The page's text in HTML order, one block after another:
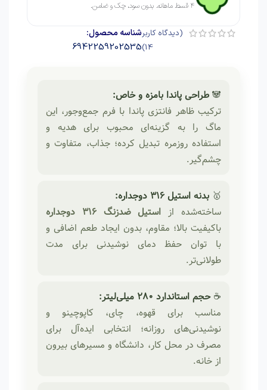
۴ قسط ماهانه. بدون سود، چک و ضامن.
(دیدگاه کاربر
14
)
شناسه محصول:
6942259202535
🐼 طراحی پاندا بامزه و خاص:
ترکیب ظاهر فانتزی پاندا با فرم جمع‌وجور، این
ماگ را به گزینه‌ای محبوب برای هدیه و
استفاده روزمره تبدیل کرده؛ جذاب، متفاوت و
چشم‌گیر.
🥇 بدنه استیل 316 دوجداره:
ساخته‌شده از استیل ضدزنگ 316 دوجداره
باکیفیت بالا؛ مقاوم، بدون ایجاد طعم اضافی و
با توان حفظ دمای نوشیدنی برای مدت
طولانی‌تر.
☕حجم استاندارد 280 میلی‌لیتر:
مناسب برای قهوه، چای، کاپوچینو و
نوشیدنی‌های روزانه؛ انتخابی ایده‌آل برای
مصرف در محل کار، دانشگاه و مسیرهای بیرون
از خانه.